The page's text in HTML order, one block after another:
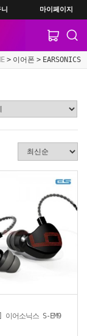
마이페이지
이어폰 EARSONICS
이어소닉스 S-EM9